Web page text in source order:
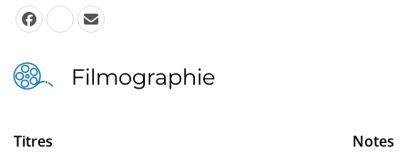
Filmographie
Titres Notes